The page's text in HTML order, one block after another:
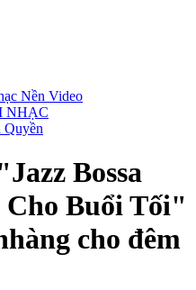
Nền Video
NHẠC
Quyền
Bossa
Cho Buổi Tối"
cho đêm